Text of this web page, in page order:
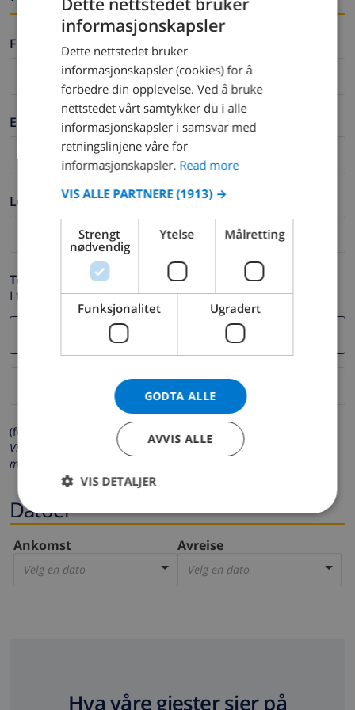
Fornavn *
Etternavn *
Logg ut *
Telefon *
I tilfelle din e-postadresse ikke fungerer.
(felter merket med * må fylles ut)
Vi respekterer ditt personvern. Dine personalia vil aldri bli delt
med andre.
Datoer
Ankomst
Velg en dato
Avreise
Velg en dato
Hva våre gjester sier på
SPANISH
GERMAN
CATALAN
NORWEGIAN
informasjonskapsler
Dette nettstedet bruker
informasjonskapsler (cookies) for å
forbedre din opplevelse. Ved å bruke
nettstedet vårt samtykker du i alle
informasjonskapsler i samsvar med
retningslinjene våre for
informasjonskapsler. Read more
VIS ALLE PARTNERE (1913) →
Strengt
nødvendig
Ytelse Målretting
Funksjonalitet Ugradert
GODTA ALLE
AVVIS ALLE
VIS DETALJER